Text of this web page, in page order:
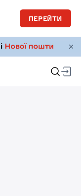
ПЕРЕЙТИ